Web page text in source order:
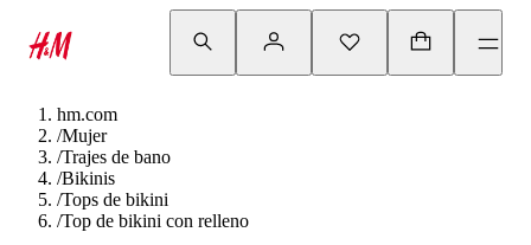
hm.com
/Mujer
/Trajes de bano
/Bikinis
/Tops de bikini
/Top de bikini con relleno